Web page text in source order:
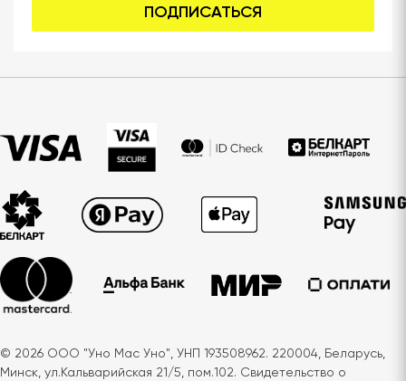
ПОДПИСАТЬСЯ
© 2026 ООО "Уно Мас Уно", УНП 193508962. 220004, Беларусь,
Минск, ул.Кальварийская 21/5, пом.102. Свидетельство о